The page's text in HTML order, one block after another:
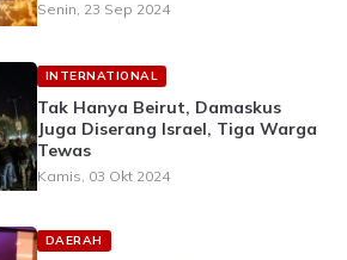
Senin, 23 Sep 2024
INTERNATIONAL
Tak Hanya Beirut, Damaskus
Juga Diserang Israel, Tiga Warga
Tewas
Kamis, 03 Okt 2024
DAERAH